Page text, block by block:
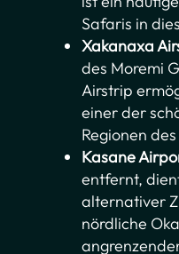
Safaris in
Xakanaxa
des Moremi
Airstrip
einer der
Regionen
Kasane
entfernt,
alternativer
nördliche